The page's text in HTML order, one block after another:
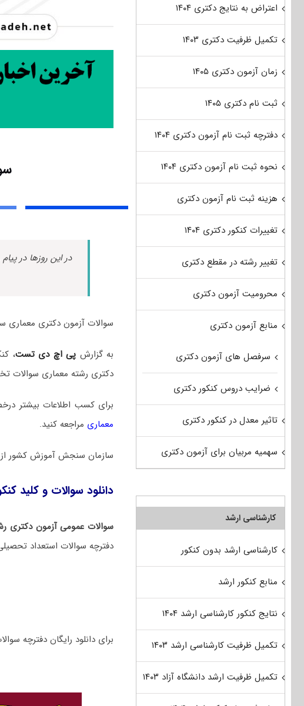
در این روزها در
سوالات آزمون دکتری معماری سال ۱۴۰۴ به همراه پاسخنامه کلیدی توسط سازمان سنجش
به گزارش پی اچ دی تست
دکتری رشته معماری سوالات
برای کسب اطلاعات بیشتر
معماری مراجعه کنید.
سازمان سنجش آموزش کشور از
دانلود سوالات و کلید
سوالات عمومی آزمون دکتری
دفترچه سوالات استعداد
برای دانلود رایگان دفترچه سوالات تخصصی کنکور
اعتراض به نتایج دکتری ۱۴۰۴
تکمیل ظرفیت دکتری ۱۴۰۳
زمان آزمون دکتری ۱۴۰۵
ثبت نام دکتری ۱۴۰۵
دفترچه ثبت نام آزمون دکتری ۱۴۰۴
نحوه ثبت نام آزمون دکتری ۱۴۰۴
هزینه ثبت نام آزمون دکتری
تغییرات کنکور دکتری ۱۴۰۴
تغییر رشته در مقطع دکتری
محرومیت آزمون دکتری
منابع آزمون دکتری
سرفصل های آزمون دکتری
ضرایب دروس کنکور دکتری
تاثیر معدل در کنکور دکتری
سهمیه مربیان برای آزمون دکتری
کارشناسی ارشد
کارشناسی ارشد بدون کنکور
منابع کنکور ارشد
نتایج کنکور کارشناسی ارشد ۱۴۰۴
تکمیل ظرفیت کارشناسی ارشد ۱۴۰۳
تکمیل ظرفیت ارشد دانشگاه آزاد ۱۴۰۳